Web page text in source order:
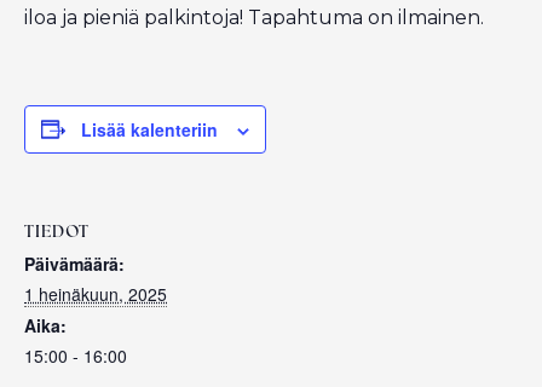
iloa ja pieniä palkintoja! Tapahtuma on ilmainen.
Lisää kalenteriin
TIEDOT
Päivämäärä:
1 heinäkuun, 2025
Aika:
15:00 - 16:00